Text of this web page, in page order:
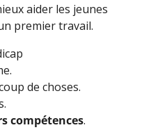
aider les jeunes
premier travail.
de choses.
compétences.